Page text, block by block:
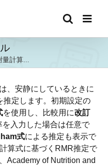
計算...
、安静にしているときに
推定します。初期設定の
を使用し、比較用に改訂
を入力した場合は任意で
式による推定も表示で
算式に基づくRMR推定で
Academy of Nutrition and